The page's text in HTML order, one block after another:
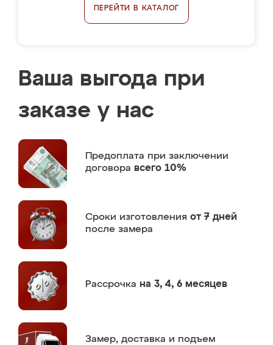
ПЕРЕЙТИ В КАТАЛОГ
Ваша выгода при
заказе у нас
Предоплата при заключении
договора всего 10%
Сроки изготовления от 7 дней
после замера
Рассрочка на 3, 4, 6 месяцев
Замер, доставка и подъем